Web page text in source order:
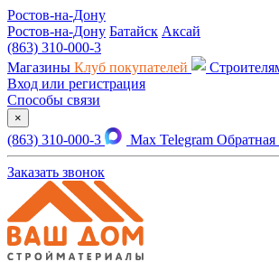
Ростов-на-Дону
Ростов-на-Дону Батайск Аксай
(863) 310-000-3
Магазины Клуб покупателей
Вход или регистрация
Способы связи
×
(863) 310-000-3 Max Telegram Обратная
Заказать звонок